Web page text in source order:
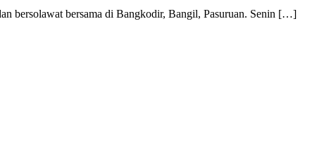
bersolawat bersama di Bangkodir, Bangil, Pasuruan. Senin […]